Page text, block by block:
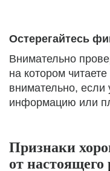
Остерегайтесь
Внимательно
на котором
внимательно, если
информацию или
Признаки
от настоящего